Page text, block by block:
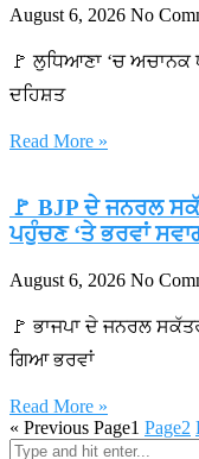
August 6, 2026 No
🚩 ਲੁਧਿਆਣਾ ‘ਚ
ਦਹਿਸ਼ਤ
Read More »
🚩 BJP ਦੇ ਜਨਰਲ
ਪਹੁੰਚਣ ‘ਤੇ ਭਰਵਾਂ
August 6, 2026 No
🚩 ਭਾਜਪਾ ਦੇ ਜਨਰਲ
ਗਿਆ ਭਰਵਾਂ
Read More »
« Previous Page1 Page2